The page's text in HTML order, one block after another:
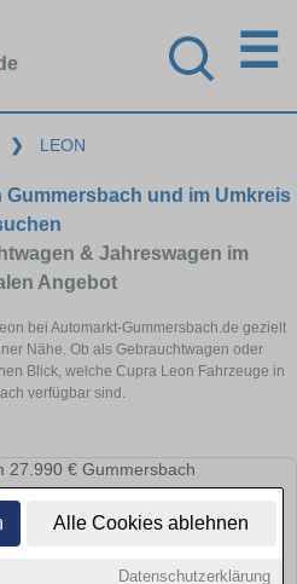
Alle Cookies ablehnen
Datenschutzerklärung
☰
❯ LEON
und im Umkreis
& Jahreswagen im
Angebot
bei Automarkt-Gummersbach.de gezielt
Nähe. Ob als Gebrauchtwagen oder
Blick, welche Cupra Leon Fahrzeuge in
verfügbar sind.